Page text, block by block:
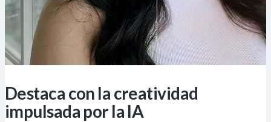
Destaca con la creatividad
impulsada por la IA